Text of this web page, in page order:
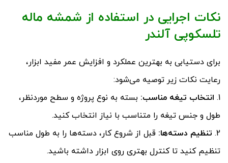
نکات اجرایی در استفاده از شمشه ماله
تلسکوپی آلندر
برای دستیابی به بهترین عملکرد و افزایش عمر مفید ابزار،
رعایت نکات زیر توصیه می‌شود:
انتخاب تیغه مناسب: بسته به نوع پروژه و سطح موردنظر،
طول و جنس تیغه را متناسب با نیاز انتخاب کنید.
تنظیم دسته‌ها: قبل از شروع کار، دسته‌ها را به طول مناسب
تنظیم کنید تا کنترل بهتری روی ابزار داشته باشید.